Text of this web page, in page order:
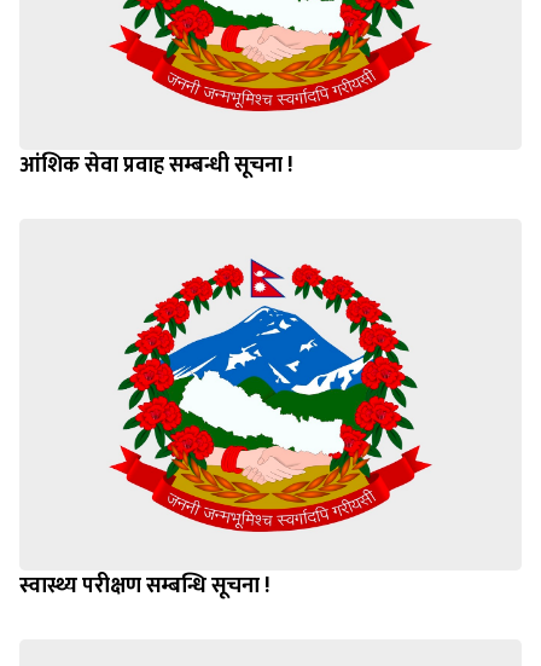
आंशिक सेवा प्रवाह सम्बन्धी सूचना !
स्वास्थ्य परीक्षण सम्बन्धि सूचना !